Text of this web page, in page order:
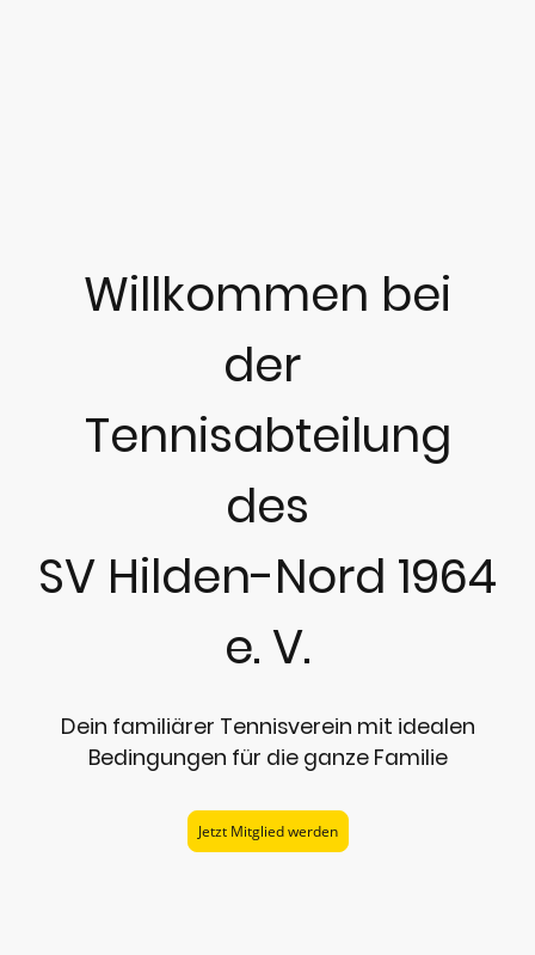
Willkommen bei
der
Tennisabteilung
des
SV Hilden-Nord 1964
e. V.
Dein familiärer Tennisverein mit idealen
Bedingungen für die ganze Familie
Jetzt Mitglied werden